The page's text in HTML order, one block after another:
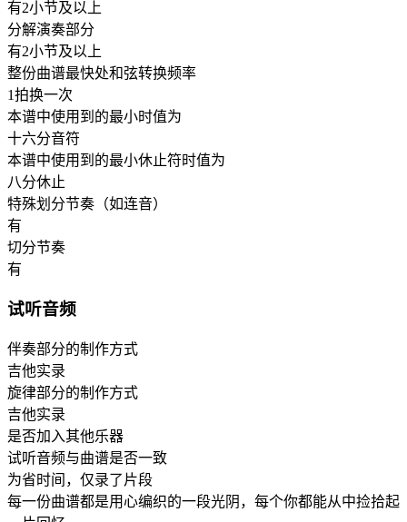
有2小节及以上
分解演奏部分
有2小节及以上
整份曲谱最快处和弦转换频率
1拍换一次
本谱中使用到的最小时值为
十六分音符
本谱中使用到的最小休止符时值为
八分休止
特殊划分节奏（如连音）
有
切分节奏
有
试听音频
伴奏部分的制作方式
吉他实录
旋律部分的制作方式
吉他实录
是否加入其他乐器
试听音频与曲谱是否一致
为省时间，仅录了片段
每一份曲谱都是用心编织的一段光阴，每个你都能从中捡拾起